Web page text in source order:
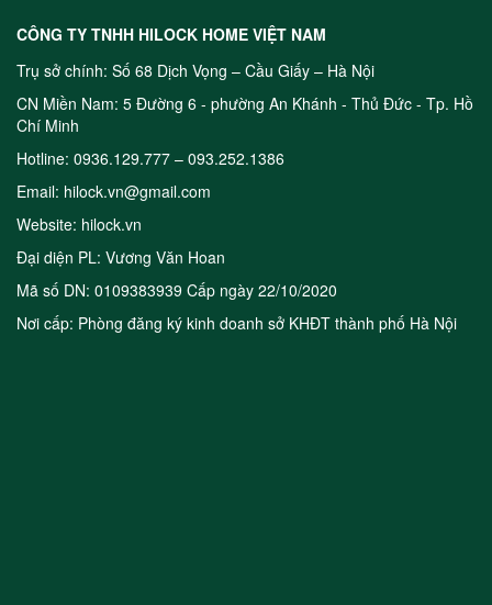
CÔNG TY TNHH HILOCK HOME VIỆT NAM
Trụ sở chính: Số 68 Dịch Vọng – Cầu Giấy – Hà Nội
CN Miền Nam: 5 Đường 6 - phường An Khánh - Thủ Đức - Tp. Hồ
Chí Minh
Hotline: 0936.129.777 – 093.252.1386
Email: hilock.vn@gmail.com
Website: hilock.vn
Đại diện PL: Vương Văn Hoan
Mã số DN: 0109383939 Cấp ngày 22/10/2020
Nơi cấp: Phòng đăng ký kinh doanh sở KHĐT thành phố Hà Nội